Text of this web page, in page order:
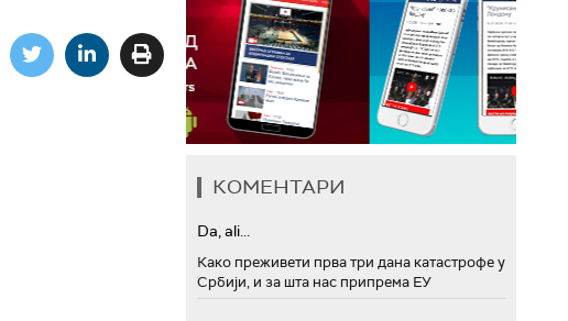
КОМЕНТАРИ
Da, ali...
Како преживети прва три дана катастрофе у
Србији, и за шта нас припрема ЕУ